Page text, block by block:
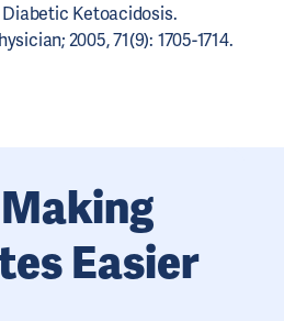
Ketoacidosis.
2005, 71(9): 1705-1714.
Easier